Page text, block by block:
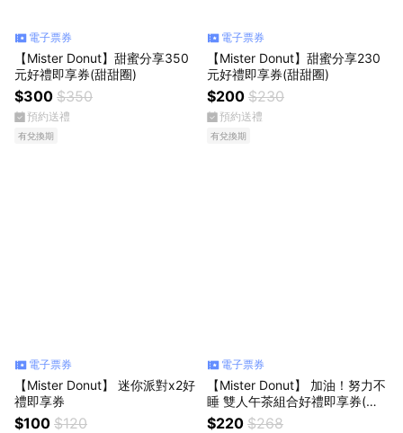
電子票券
【Mister Donut】甜蜜分享350
元好禮即享券(甜甜圈)
$300 $350
預約送禮
有兌換期
電子票券
【Mister Donut】甜蜜分享230
元好禮即享券(甜甜圈)
$200 $230
預約送禮
有兌換期
電子票券
【Mister Donut】 迷你派對x2好
禮即享券
$100 $120
電子票券
【Mister Donut】 加油！努力不
睡 雙人午茶組合好禮即享券(甜
甜圈)
$220 $268